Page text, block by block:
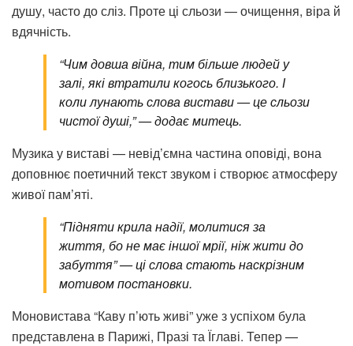
душу, часто до сліз. Проте ці сльози — очищення, віра й
вдячність.
“Чим довша війна, тим більше людей у
залі, які втратили когось близького. І
коли лунають слова вистави — це сльози
чистої душі,” — додає митець.
Музика у виставі — невід’ємна частина оповіді, вона
доповнює поетичний текст звуком і створює атмосферу
живої пам’яті.
“Підняти крила надії, молитися за
життя, бо не має іншої мрії, ніж жити до
забуття” — ці слова стають наскрізним
мотивом постановки.
Моновистава “Каву п’ють живі” уже з успіхом була
представлена в Парижі, Празі та Їглаві. Тепер —